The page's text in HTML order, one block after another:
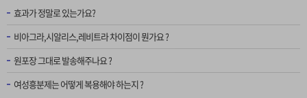
효과가 정말로 있는가요?
비아그라,시알리스,레비트라 차이점이 뭔가요 ?
원포장 그대로 발송해주나요 ?
여성흥분제는 어떻게 복용해야 하는지 ?